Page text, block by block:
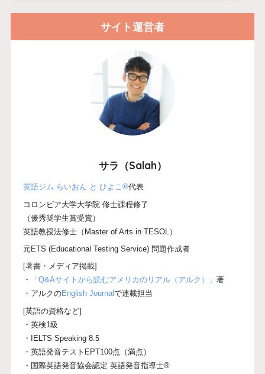
サイト運営者
サラ（Salah）
英語ジム らいおん と ひよこ®代表
コロンビア大学大学院 修士課程修了
（優秀奨学生賞受賞）
英語教授法修士（Master of Arts in TESOL）
元ETS (Educational Testing Service) 問題作成者
[著書・メディア掲載]
・
「Q&Aサイトから読むアメリカのリアル（アルク）」著
・アルクのEnglish Journalで連載担当
[英語の資格など]
・英検1級
・IELTS Speaking 8.5
・英語発音テストEPT100点（満点）
・国際英語発音協会認定 英語発音指導士®